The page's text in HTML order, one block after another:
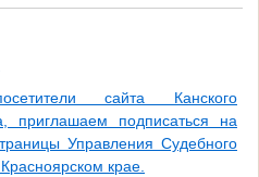
сайта Канского
приглашаем подписаться на
Управления Судебного
крае.